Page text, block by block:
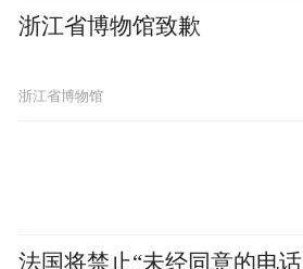
浙江省博物馆致歉
浙江省博物馆
法国将禁止“未经同意的电话